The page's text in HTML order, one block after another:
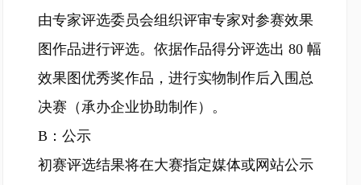
由专家评选委员会组织评审专家对参赛效果
图作品进行评选。依据作品得分评选出 80 幅
效果图优秀奖作品，进行实物制作后入围总
决赛（承办企业协助制作）。
B：公示
初赛评选结果将在大赛指定媒体或网站公示